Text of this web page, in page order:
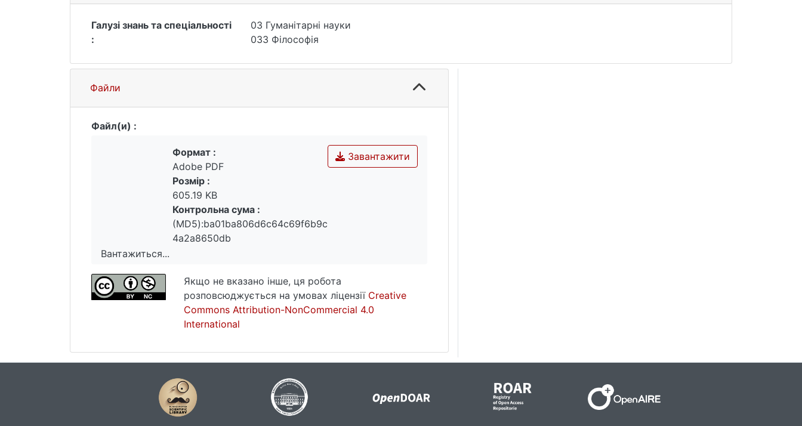
власне філософії.
Галузі знань та спеціальності
:
03 Гуманітарні науки
033 Філософія
Файли
Файл(и) :
Вантажиться...
Вантажиться...
Завантажити
Формат :
Adobe PDF
Розмір :
605.19 KB
Контрольна сума :
(MD5):ba01ba806d6c64c69f6b9c
4a2a8650db
Якщо не вказано інше, ця робота
розповсюджується на умовах ліцензії Creative
Commons Attribution-NonCommercial 4.0
International